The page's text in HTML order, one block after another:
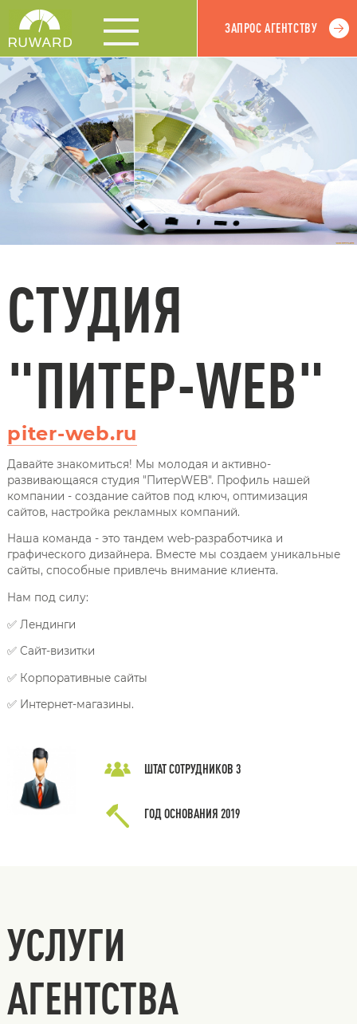
ЗАПРОС АГЕНТСТВУ
СТУДИЯ
"ПИТЕР-WEB"
piter-web.ru
Давайте знакомиться! Мы молодая и активно-
развивающаяся студия "ПитерWEB". Профиль нашей
компании - создание сайтов под ключ, оптимизация
сайтов, настройка рекламных компаний.
Наша команда - это тандем web-разработчика и
графического дизайнера. Вместе мы создаем уникальные
сайты, способные привлечь внимание клиента.
Нам под силу:
✅ Лендинги
✅ Сайт-визитки
✅ Корпоративные сайты
✅ Интернет-магазины.
ШТАТ СОТРУДНИКОВ 3
ГОД ОСНОВАНИЯ 2019
УСЛУГИ
АГЕНТСТВА